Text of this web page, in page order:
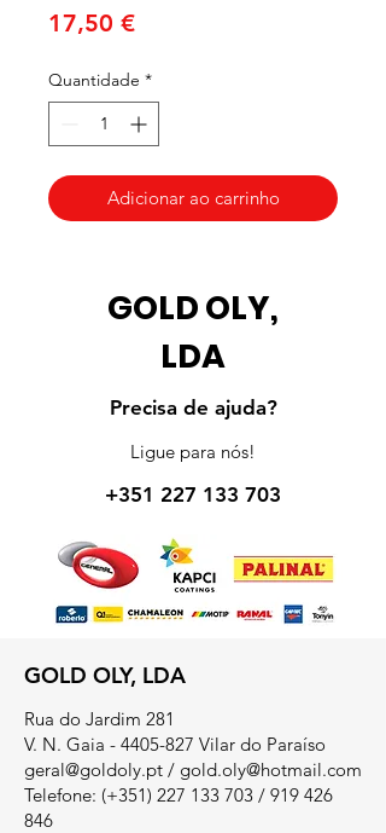
17,50 €Preço
Quantidade *
Adicionar ao carrinho
GOLD OLY,
LDA
Precisa de ajuda?
Ligue para nós!
+351 227 133 703
GOLD OLY, LDA
Rua do Jardim 281
V. N. Gaia - 4405-827 Vilar do Paraíso
geral@goldoly.pt / gold.oly@hotmail.com
Telefone: (+351) 227 133 703 / 919 426
846